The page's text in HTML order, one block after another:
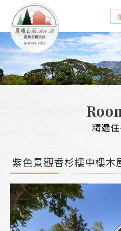
精選
紫色景觀香杉樓中樓木